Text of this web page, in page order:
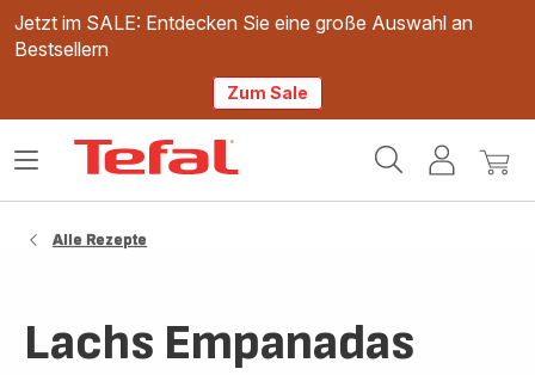
Jetzt im SALE: Entdecken Sie eine große Auswahl an
Bestsellern
Zum Sale
Mein
Mein
Das
Alle Rezepte
Lachs Empanadas